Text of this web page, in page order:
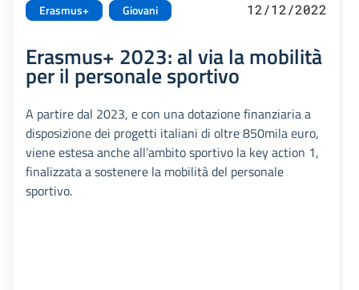
Erasmus+ Giovani 12/12/2022
Erasmus+ 2023: al via la mobilità
per il personale sportivo
A partire dal 2023, e con una dotazione finanziaria a
disposizione dei progetti italiani di oltre 850mila euro,
viene estesa anche all’ambito sportivo la key action 1,
finalizzata a sostenere la mobilità del personale
sportivo.